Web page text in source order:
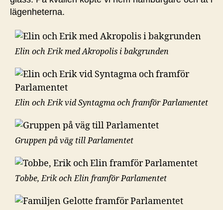
lägenheterna.
Elin och Erik med Akropolis i bakgrunden
Elin och Erik vid Syntagma och framför Parlamentet
Gruppen på väg till Parlamentet
Tobbe, Erik och Elin framför Parlamentet